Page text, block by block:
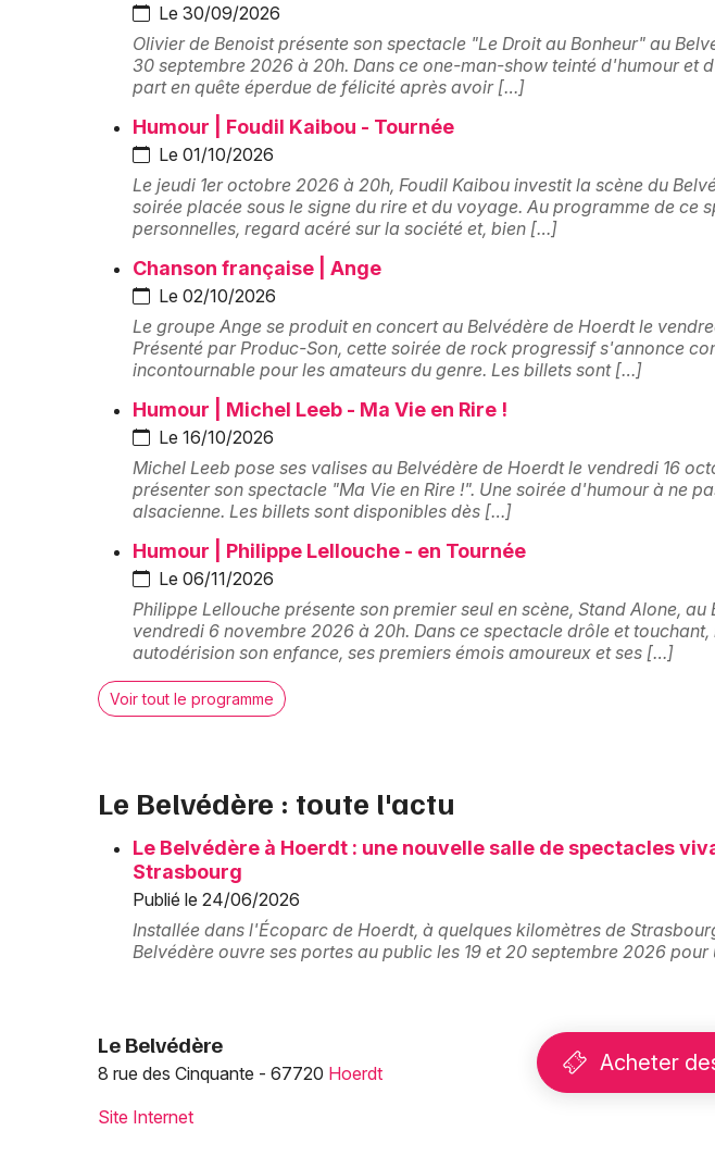
Sorties famille
Salle de concert,
Rhin
Salle de concert,
Grand Est
Jeux concours
Actus à Strasbourg
67 - Bas-Rhin
Choisir mes
Strasbourg
Le 30/09/2026
Olivier de Benoist présente son spectacle "Le Droit au Bonheur" au
30 septembre 2026 à 20h. Dans ce one-man-show teinté d'humour et
part en quête éperdue de félicité après avoir […]
Humour | Foudil Kaibou - Tournée
Le 01/10/2026
Le jeudi 1er octobre 2026 à 20h, Foudil Kaibou investit la scène du
soirée placée sous le signe du rire et du voyage. Au programme de ce
personnelles, regard acéré sur la société et, bien […]
Chanson française | Ange
Le 02/10/2026
Le groupe Ange se produit en concert au Belvédère de Hoerdt le
Présenté par Produc-Son, cette soirée de rock progressif s'annonce
incontournable pour les amateurs du genre. Les billets sont […]
Humour | Michel Leeb - Ma Vie en Rire !
Le 16/10/2026
Michel Leeb pose ses valises au Belvédère de Hoerdt le vendredi 16
présenter son spectacle "Ma Vie en Rire !". Une soirée d'humour à ne
alsacienne. Les billets sont disponibles dès […]
Humour | Philippe Lellouche - en Tournée
Le 06/11/2026
Philippe Lellouche présente son premier seul en scène, Stand Alone,
vendredi 6 novembre 2026 à 20h. Dans ce spectacle drôle et
autodérision son enfance, ses premiers émois amoureux et ses […]
Voir tout le programme
Le Belvédère : toute l'actu
Le Belvédère à Hoerdt : une nouvelle salle de spectacles
Strasbourg
Publié le 24/06/2026
Installée dans l'Écoparc de Hoerdt, à quelques kilomètres de
Belvédère ouvre ses portes au public les 19 et 20 septembre 2026
Le Belvédère
8 rue des Cinquante - 67720 Hoerdt
Site Internet
Acheter